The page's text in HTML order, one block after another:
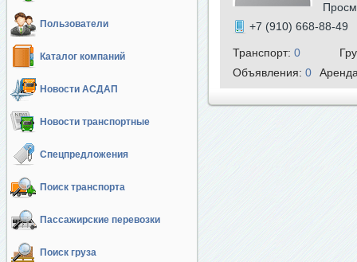
Пользователи
Каталог компаний
Новости АСДАП
Новости транспортные
Спецпредложения
Поиск транспорта
Пассажирские перевозки
Поиск груза
+7 (910) 668-88-49
Транспорт: 0
Объявления: 0